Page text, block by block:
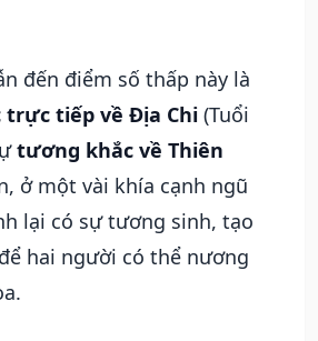
đến điểm số thấp này là
trực tiếp về Địa Chi (Tuổi
tương khắc về Thiên
ở một vài khía cạnh ngũ
lại có sự tương sinh, tạo
hai người có thể nương